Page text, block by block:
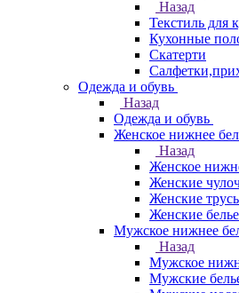
Назад
Текстиль для
Кухонные
Скатерти
Одежда и обувь
Назад
Одежда и обувь
Женское нижнее
Назад
Женское
Женские
Женские
Женские
Мужское нижнее
Назад
Мужское
Мужские